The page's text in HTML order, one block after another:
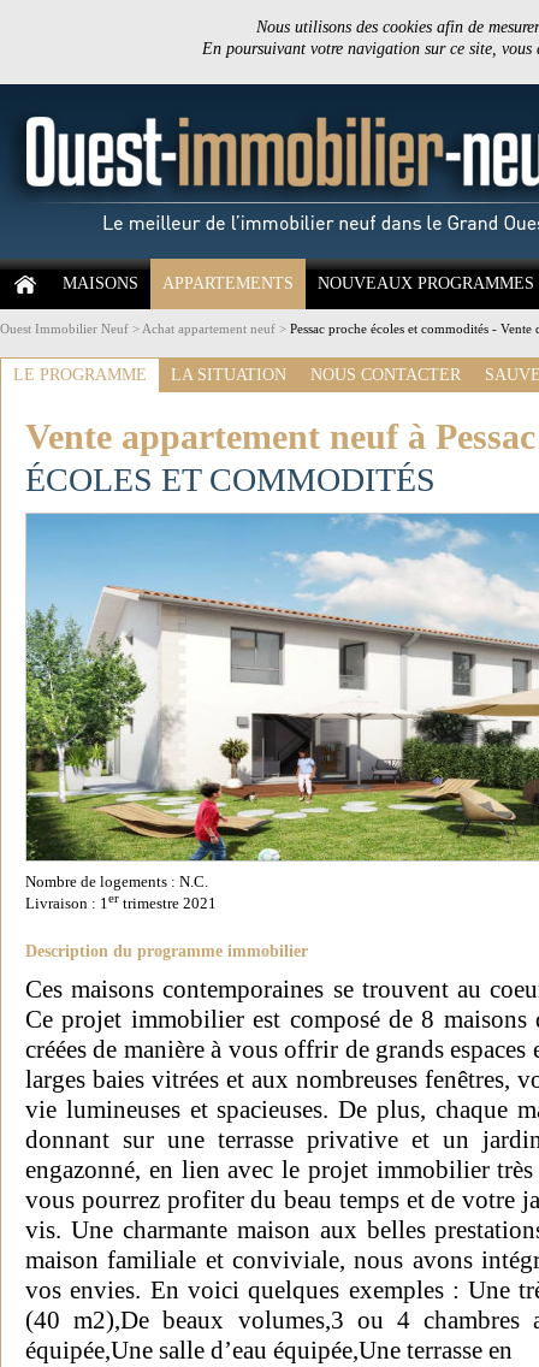
Nous utilisons des cookies afin de
En poursuivant votre navigation sur ce site,
MAISONS APPARTEMENTS NOUVEAUX PROGRAMMES
Ouest Immobilier Neuf > Achat appartement neuf > Pessac proche écoles et commodités - Vente
LE PROGRAMME LA SITUATION NOUS CONTACTER
Vente appartement neuf à
ÉCOLES ET COMMODITÉS
Nombre de logements : N.C.
Livraison : 1er trimestre 2021
Description du programme immobilier
Ces maisons contemporaines se trouvent au
Ce projet immobilier est composé de 8
créées de manière à vous offrir de grands
larges baies vitrées et aux nombreuses fenêtres,
vie lumineuses et spacieuses. De plus, chaque
donnant sur une terrasse privative et un
engazonné, en lien avec le projet immobilier
vous pourrez profiter du beau temps et de votre
vis. Une charmante maison aux belles
maison familiale et conviviale, nous avons
vos envies. En voici quelques exemples : Une
(40 m2),De beaux volumes,3 ou 4 chambres
équipée,Une salle d’eau équipée,Une terrasse en